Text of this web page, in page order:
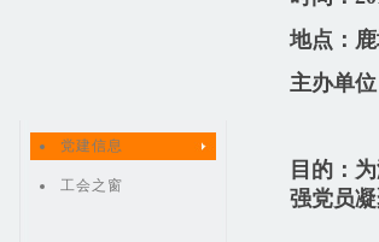
党建信息
工会之窗
地点：
主办单
目的：
强党员凝